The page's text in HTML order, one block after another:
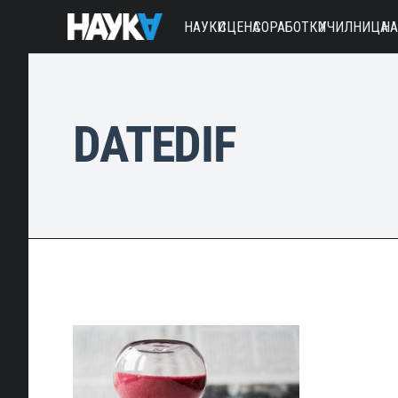
НАУКИСЦЕНАСОРАБОТКИУЧИЛНИЦА
DATEDIF